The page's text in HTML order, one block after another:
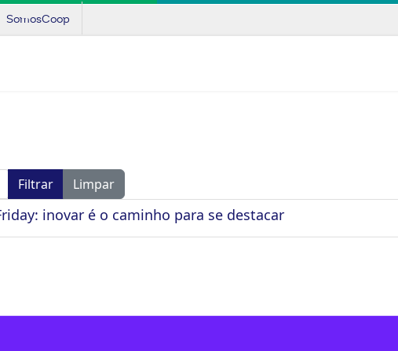
SomosCoop
Filtrar Limpar
inovar é o caminho para se destacar